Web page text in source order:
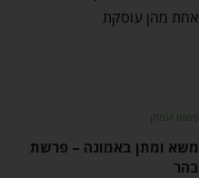
אחת מהן עוסקת
פשוט ועמוק
משא ומתן באמונה – פרשת
בהר